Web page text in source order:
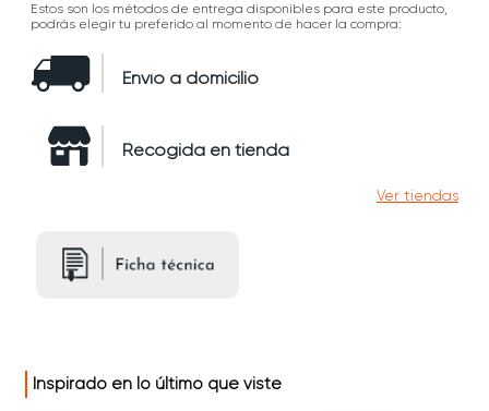
Estos son los métodos de entrega disponibles para este producto,
podrás elegir tu preferido al momento de hacer la compra:
Envío a domicilio
Recogida en tienda
Ver tiendas
Inspirado en lo último que viste